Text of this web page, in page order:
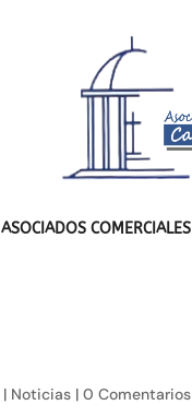
ASOCIADOS COMERCIALES
| Noticias |0 Comentarios